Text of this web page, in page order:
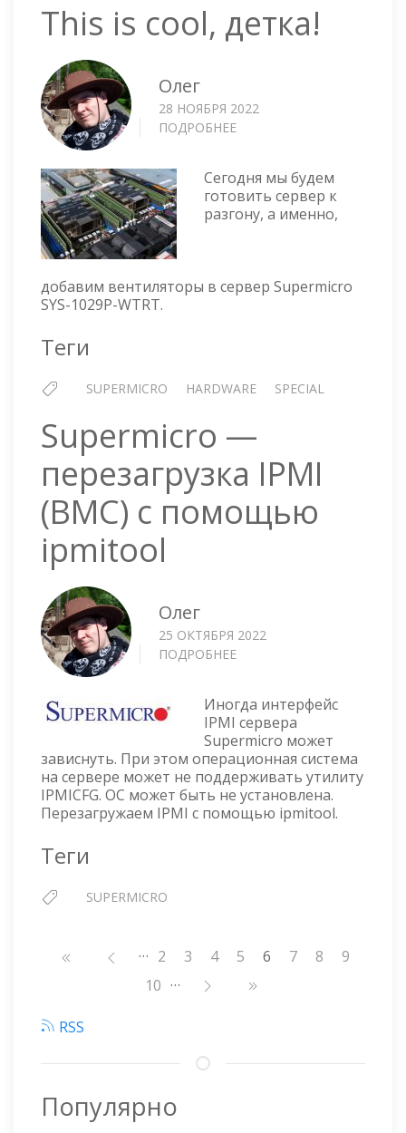
This is cool, детка!
Олег
28 НОЯБРЯ 2022
ПОДРОБНЕЕ
COOL,
ДЕТКА!
Сегодня мы будем
готовить сервер к
разгону, а именно,
добавим вентиляторы в сервер Supermicro
SYS-1029P-WTRT.
Теги
SUPERMICRO HARDWARE SPECIAL
Supermicro —
перезагрузка IPMI
(BMC) с помощью
ipmitool
Олег
25 ОКТЯБРЯ 2022
ПОДРОБНЕЕ
ПЕРЕЗАГРУЗКА
IPMI
(BMC)
С
ПОМОЩЬЮ
IPMITOOL
Иногда интерфейс
IPMI сервера
Supermicro может
зависнуть. При этом операционная система
на сервере может не поддерживать утилиту
IPMICFG. ОС может быть не установлена.
Перезагружаем IPMI с помощью ipmitool.
Теги
SUPERMICRO
Нумерация… Страница
2 Страница
3 Страница
4 Страница
5 6 Страница
7 Страница
8
9
Страница
10 …
RSS
Популярно